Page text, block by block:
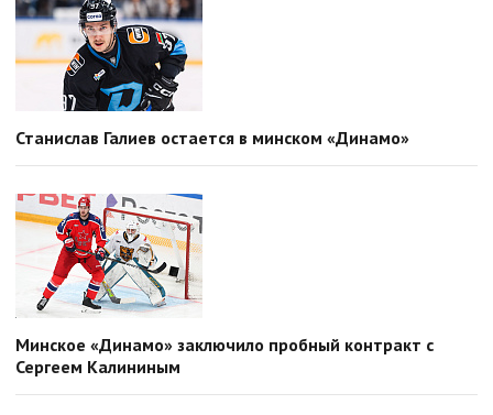
Станислав Галиев остается в минском «Динамо»
Минское «Динамо» заключило пробный контракт с
Сергеем Калининым